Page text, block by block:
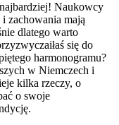
Naukowcy
zachowania mają
dlatego warto
się do
harmonogramu?
w Niemczech i
kilka rzeczy, o
o swoje